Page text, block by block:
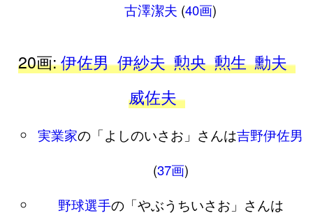
古澤潔夫 (40画)
20画:伊佐男 伊紗夫 勲央 勲生 勳夫
威佐夫
実業家の「よしのいさお」さんは吉野伊佐男
(37画)
野球選手の「やぶうちいさお」さんは